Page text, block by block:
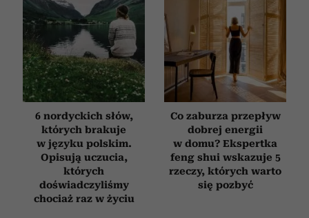
korzystasz z naszej witryny, udostępniamy partnerom
społecznościowym, reklamowym i analitycznym.
Partnerzy mogą połączyć te informacje z innymi danymi
otrzymanymi od Ciebie lub uzyskanymi podczas
korzystania z ich usług.
6 nordyckich słów,
których brakuje
w języku polskim.
Opisują uczucia,
których
doświadczyliśmy
chociaż raz w życiu
Co zaburza przepływ
dobrej energii
w domu? Ekspertka
feng shui wskazuje 5
rzeczy, których warto
się pozbyć